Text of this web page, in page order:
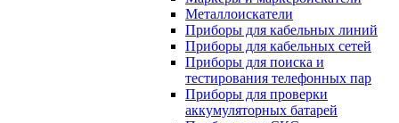
Металлоискатели
Приборы для кабельных линий
Приборы для кабельных сетей
Приборы для поиска и
тестирования телефонных пар
Приборы для проверки
аккумуляторных батарей